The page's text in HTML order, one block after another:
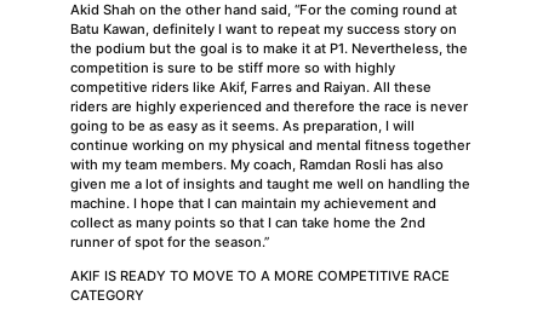
Akid Shah on the other hand said, “For the coming round at
Batu Kawan, definitely I want to repeat my success story on
the podium but the goal is to make it at P1. Nevertheless, the
competition is sure to be stiff more so with highly
competitive riders like Akif, Farres and Raiyan. All these
riders are highly experienced and therefore the race is never
going to be as easy as it seems. As preparation, I will
continue working on my physical and mental fitness together
with my team members. My coach, Ramdan Rosli has also
given me a lot of insights and taught me well on handling the
machine. I hope that I can maintain my achievement and
collect as many points so that I can take home the 2nd
runner of spot for the season.”
AKIF IS READY TO MOVE TO A MORE COMPETITIVE RACE
CATEGORY